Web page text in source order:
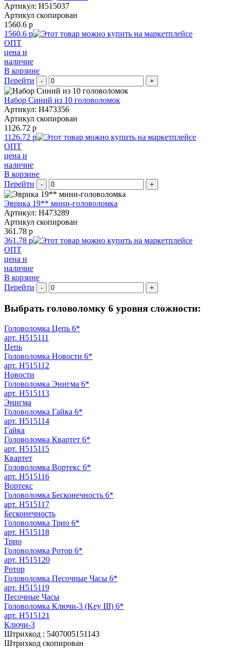
Артикул: H515037
Артикул скопирован
1560.6 р
1560.6 р
ОПТ
цена и
наличие
В корзине
Перейти
- +
Набор Синий из 10 головоломок
Артикул: H473356
Артикул скопирован
1126.72 р
1126.72 р
ОПТ
цена и
наличие
В корзине
Перейти
- +
Эврика 19** мини-головоломка
Артикул: H473289
Артикул скопирован
361.78 р
361.78 р
ОПТ
цена и
наличие
В корзине
Перейти
- +
Выбрать головоломку 6 уровня сложности:
Головоломка Цепь 6*
арт. H515111
Цепь
Головоломка Новости 6*
арт. H515112
Новости
Головоломка Энигма 6*
арт. H515113
Энигма
Головоломка Гайка 6*
арт. H515114
Гайка
Головоломка Квартет 6*
арт. H515115
Квартет
Головоломка Вортекс 6*
арт. H515116
Вортекс
Головоломка Бесконечность 6*
арт. H515117
Бесконечность
Головоломка Трио 6*
арт. H515118
Трио
Головоломка Ротор 6*
арт. H515120
Ротор
Головоломка Песочные Часы 6*
арт. H515119
Песочные Часы
Головоломка Ключи-3 (Key III) 6*
арт. H515121
Ключи-3
Штрихкод : 5407005151143
Штрихкод скопирован